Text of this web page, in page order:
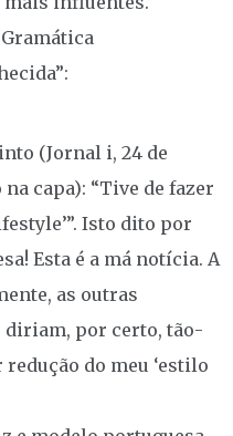
(Jornal i, 24 de
capa): “Tive de fazer
Isto dito por
Esta é a má notícia. A
as outras
por certo, tão-
do meu ‘estilo